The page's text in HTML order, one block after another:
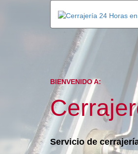
BIENVENIDO A:
Servicio de